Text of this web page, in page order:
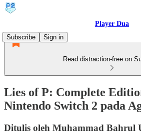
Player Dua
Subscribe
Sign in
Read distraction-free on
Lies of P: Complete
Nintendo Switch 2 pada
Ditulis oleh Muhammad Bahrul